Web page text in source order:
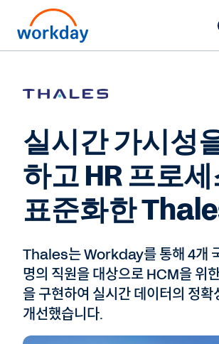
실시간 가시성
하고 HR 프로
표준화한
Thales는 Workday를 통해 4개
명의 직원을 대상으로 HCM을 위
을 구현하여 실시간 데이터의 정
개선했습니다.